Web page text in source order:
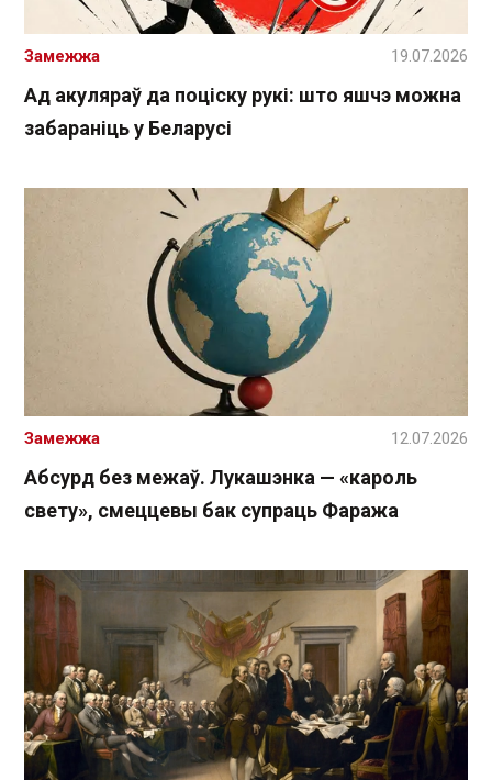
Ад акуляраў да поціску рукі: што яшчэ можна
забараніць у Беларусі
Замежжа 19.07.2026
Абсурд без межаў. Лукашэнка — «кароль
свету», смеццевы бак супраць Фаража
Замежжа 12.07.2026